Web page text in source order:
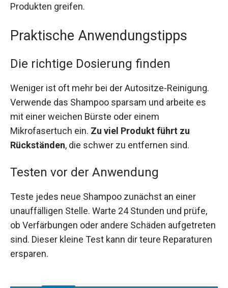
Produkten greifen.
Praktische Anwendungstipps
Die richtige Dosierung finden
Weniger ist oft mehr bei der Autositze-Reinigung.
Verwende das Shampoo sparsam und arbeite es
mit einer weichen Bürste oder einem
Mikrofasertuch ein. Zu viel Produkt führt zu
Rückständen, die schwer zu entfernen sind.
Testen vor der Anwendung
Teste jedes neue Shampoo zunächst an einer
unauffälligen Stelle. Warte 24 Stunden und prüfe,
ob Verfärbungen oder andere Schäden aufgetreten
sind. Dieser kleine Test kann dir teure Reparaturen
ersparen.